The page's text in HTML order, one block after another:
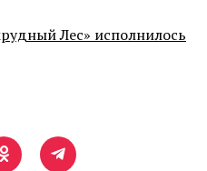
Лес» исполнилось